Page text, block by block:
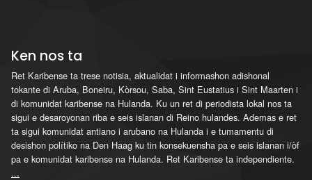
Ken nos ta
Ret Karibense ta trese notisia, aktualidat i informashon adishonal
tokante di Aruba, Boneiru, Kòrsou, Saba, Sint Eustatius i Sint Maarten i
di komunidat karibense na Hulanda. Ku un ret di periodista lokal nos ta
sigui e desaroyonan riba e seis islanan di Reino hulandes. Ademas e ret
ta sigui komunidat antiano i arubano na Hulanda i e tumamentu di
desishon polítiko na Den Haag ku tin konsekuensha pa e seis islanan i/òf
pa e komunidat karibense na Hulanda. Ret Karibense ta independiente.
...